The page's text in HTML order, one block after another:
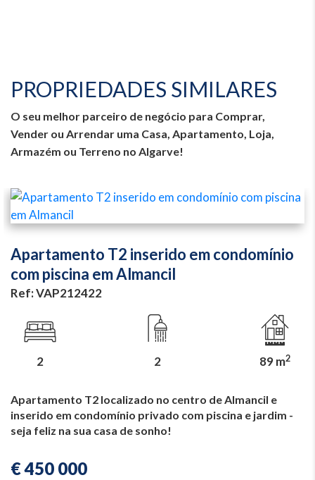
PROPRIEDADES SIMILARES
O seu melhor parceiro de negócio para Comprar,
Vender ou Arrendar uma Casa, Apartamento, Loja,
Armazém ou Terreno no Algarve!
Apartamento T2 inserido em condomínio
com piscina em Almancil
Ref: VAP212422
2 2 89 m2
Apartamento T2 localizado no centro de Almancil e
inserido em condomínio privado com piscina e jardim -
seja feliz na sua casa de sonho!
€ 450 000